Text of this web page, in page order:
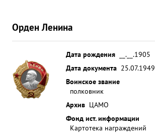
Орден Ленина
Дата рождения
__.__.1905
Дата документа 25.07.1949
Воинское звание
полковник
Архив ЦАМО
Фонд ист. информации
Картотека награждений